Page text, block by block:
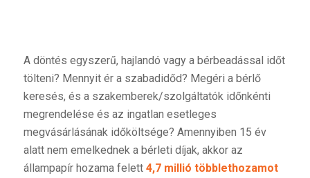
A döntés egyszerű, hajlandó vagy a bérbeadással időt
tölteni? Mennyit ér a szabadidőd? Megéri a bérlő
keresés, és a szakemberek/szolgáltatók időnkénti
megrendelése és az ingatlan esetleges
megvásárlásának időköltsége? Amennyiben 15 év
alatt nem emelkednek a bérleti díjak, akkor az
állampapír hozama felett 4,7 millió többlethozamot